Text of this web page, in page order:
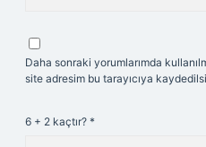
Daha sonraki yorumlarımda
site adresim bu tarayıcıya
6 + 2 kaçtır? *